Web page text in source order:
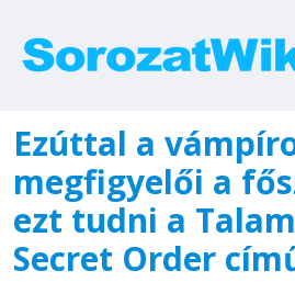
Ezúttal a
megfigyelői a
ezt tudni a
Secret Order